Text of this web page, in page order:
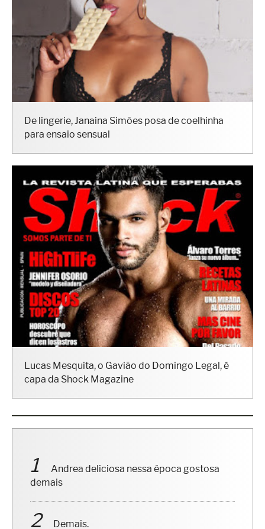
De lingerie, Janaina Simões posa de coelhinha
para ensaio sensual
Lucas Mesquita, o Gavião do Domingo Legal, é
capa da Shock Magazine
Andrea deliciosa nessa época gostosa
demais
Demais.